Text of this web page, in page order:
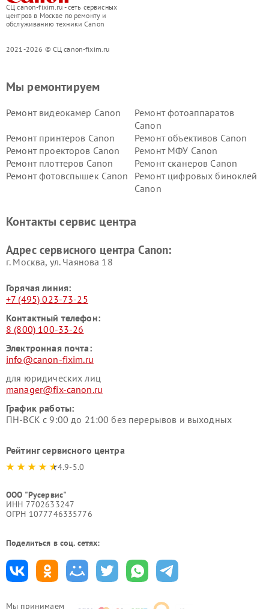
СЦ canon-fixim.ru - сеть сервисных
центров в Москве по ремонту и
обслуживанию техники Canon
2021-2026 © СЦ canon-fixim.ru
Мы принимаем
Мы ремонтируем
Ремонт видеокамер Canon
Ремонт фотоаппаратов
Canon
Ремонт принтеров Canon
Ремонт объективов Canon
Ремонт проекторов Canon
Ремонт МФУ Canon
Ремонт плоттеров Canon
Ремонт сканеров Canon
Ремонт фотовспышек Canon
Ремонт цифровых биноклей
Canon
Контакты сервис центра
Адрес сервисного центра Canon:
г. Москва, ул. Чаянова 18
Горячая линия:
+7 (495) 023-73-25
Контактный телефон:
8 (800) 100-33-26
Электронная почта:
info@canon-fixim.ru
для юридических лиц
manager@fix-canon.ru
График работы:
ПН-ВСК с 9:00 до 21:00 без перерывов и выходных
Рейтинг сервисного центра
4.9-5.0
ООО "Русервис"
ИНН 7702633247
ОГРН 1077746335776
Поделиться в соц. сетях: